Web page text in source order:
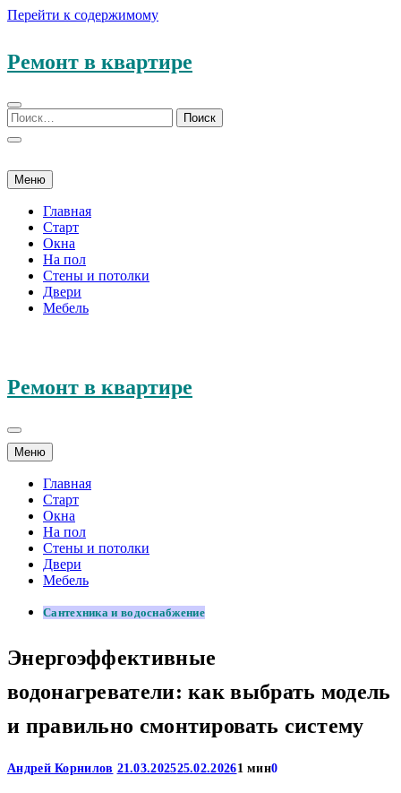
Перейти к содержимому
Ремонт в квартире
Меню
Главная
Старт
Окна
На пол
Стены и потолки
Двери
Мебель
Ремонт в квартире
Меню
Главная
Старт
Окна
На пол
Стены и потолки
Двери
Мебель
Сантехника и водоснабжение
Энергоэффективные
водонагреватели: как выбрать модель
и правильно смонтировать систему
Андрей Корнилов 21.03.202525.02.20261 мин0